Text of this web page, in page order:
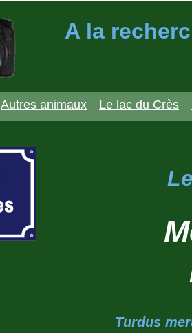
A la
Autres animaux Le lac du Crès
Turdus